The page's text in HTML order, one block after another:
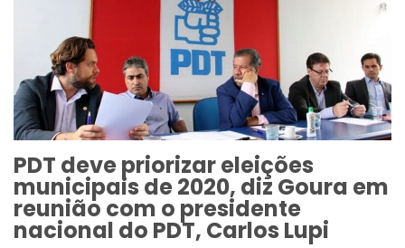
PDT deve priorizar eleições
municipais de 2020, diz Goura em
reunião com o presidente
nacional do PDT, Carlos Lupi